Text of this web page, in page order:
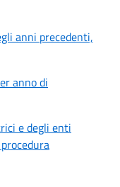
anni precedenti,
anno di
e degli enti